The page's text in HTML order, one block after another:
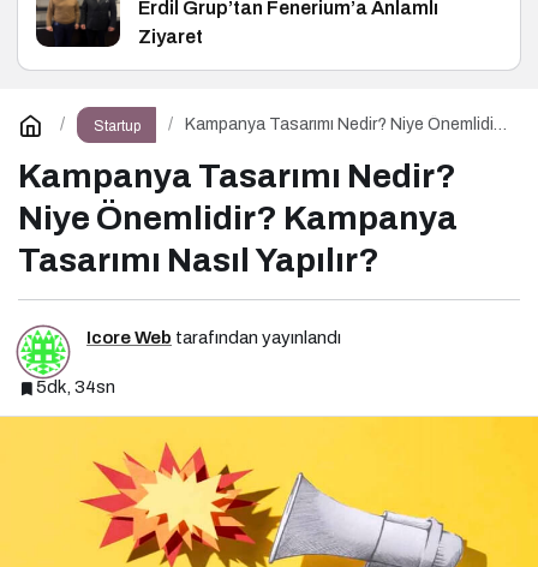
Erdil Grup’tan Fenerium’a Anlamlı
Ziyaret
Startup
Kampanya Tasarımı Nedir? Niye Önemlidir?
Kampanya Tasarımı Nedir?
Niye Önemlidir? Kampanya
Tasarımı Nasıl Yapılır?
Icore Web tarafından yayınlandı
5dk, 34sn